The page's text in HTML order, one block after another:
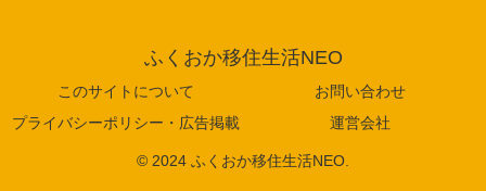
ふくおか移住生活NEO
このサイトについて
お問い合わせ
プライバシーポリシー・広告掲載
運営会社
© 2024 ふくおか移住生活NEO.